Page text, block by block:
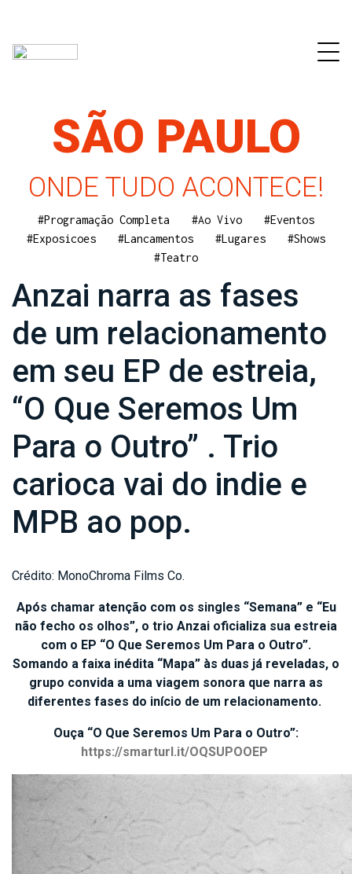
SÃO PAULO
ONDE TUDO ACONTECE!
#Programação Completa #Ao Vivo
#Eventos
#Exposicoes
#Lancamentos #Lugares
#Shows
#Teatro
Anzai narra as fases
de um relacionamento
em seu EP de estreia,
“O Que Seremos Um
Para o Outro” . Trio
carioca vai do indie e
MPB ao pop.
Crédito: MonoChroma Films Co.
Após chamar atenção com os singles “Semana” e “Eu
não fecho os olhos”, o trio Anzai oficializa sua estreia
com o EP “O Que Seremos Um Para o Outro”.
Somando a faixa inédita “Mapa” às duas já reveladas, o
grupo convida a uma viagem sonora que narra as
diferentes fases do início de um relacionamento.
Ouça “O Que Seremos Um Para o Outro”:
https://smarturl.it/OQSUPOOEP